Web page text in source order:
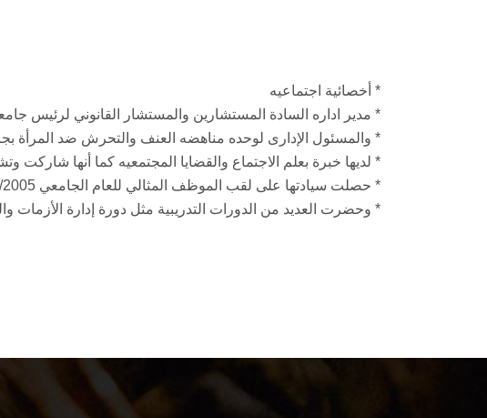
* أخصائية اجتماعيه
* مدير اداره السادة المستشارين والمستشار القانوني لرئيس
* والمسئول الإدارى لوحده مناهضه العنف والتحرش ضد
* لديها خبرة بعلم الاجتماع والقضايا المجتمعيه كما أنها شاركت
* حصلت سيادتها على لقب الموظف المثالي للعام الجامعي 2004/2005
* وحضرت العديد من الدورات التدريبية مثل دورة إدارة الأزمات